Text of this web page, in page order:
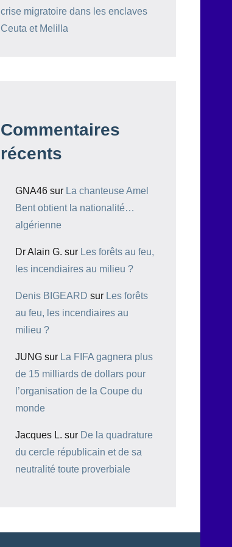
crise migratoire dans les enclaves
Ceuta et Melilla
Commentaires
récents
GNA46 sur La chanteuse Amel
Bent obtient la nationalité…
algérienne
Dr Alain G. sur Les forêts au feu,
les incendiaires au milieu ?
Denis BIGEARD sur Les forêts
au feu, les incendiaires au
milieu ?
JUNG sur La FIFA gagnera plus
de 15 milliards de dollars pour
l’organisation de la Coupe du
monde
Jacques L. sur De la quadrature
du cercle républicain et de sa
neutralité toute proverbiale